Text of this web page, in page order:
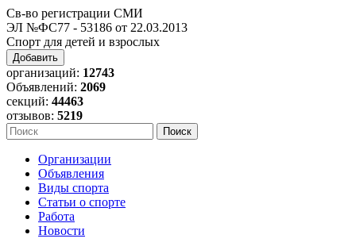
Св-во регистрации СМИ
ЭЛ №ФС77 - 53186 от 22.03.2013
Спорт для детей и взрослых
Добавить
организаций: 12743
Объявлений: 2069
секций: 44463
отзывов: 5219
Организации
Объявления
Виды спорта
Статьи о спорте
Работа
Новости